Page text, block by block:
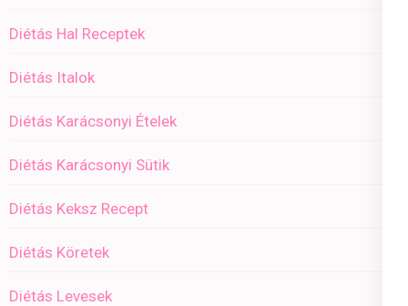
Diétás Hal Receptek
Diétás Italok
Diétás Karácsonyi Ételek
Diétás Karácsonyi Sütik
Diétás Keksz Recept
Diétás Köretek
Diétás Levesek